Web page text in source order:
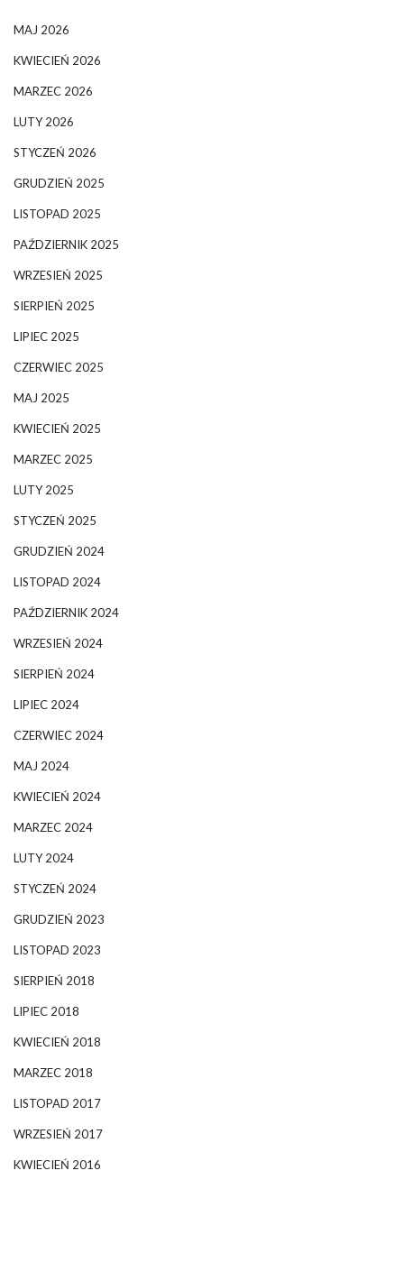
MAJ 2026
KWIECIEŃ 2026
MARZEC 2026
LUTY 2026
STYCZEŃ 2026
GRUDZIEŃ 2025
LISTOPAD 2025
PAŹDZIERNIK 2025
WRZESIEŃ 2025
SIERPIEŃ 2025
LIPIEC 2025
CZERWIEC 2025
MAJ 2025
KWIECIEŃ 2025
MARZEC 2025
LUTY 2025
STYCZEŃ 2025
GRUDZIEŃ 2024
LISTOPAD 2024
PAŹDZIERNIK 2024
WRZESIEŃ 2024
SIERPIEŃ 2024
LIPIEC 2024
CZERWIEC 2024
MAJ 2024
KWIECIEŃ 2024
MARZEC 2024
LUTY 2024
STYCZEŃ 2024
GRUDZIEŃ 2023
LISTOPAD 2023
SIERPIEŃ 2018
LIPIEC 2018
KWIECIEŃ 2018
MARZEC 2018
LISTOPAD 2017
WRZESIEŃ 2017
KWIECIEŃ 2016